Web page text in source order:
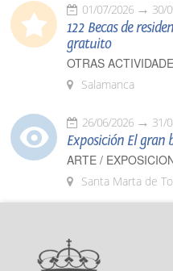
01/07/2026 30/
122 Becas de
gratuito
OTRAS
Salamanca
26/06/2026 31/
Exposición El gran
ARTE /
Santa Marta de